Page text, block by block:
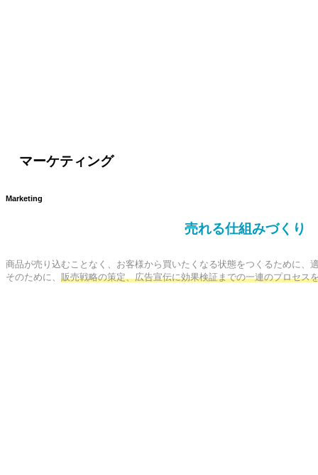
マーケティング
Marketing
売れる仕組みづくり
商品が売り込むことなく、お客様から買いたくなる状態をつくるために
そのために、 販売戦略の策定、広告宣伝に効果検証までの一連のプロセス